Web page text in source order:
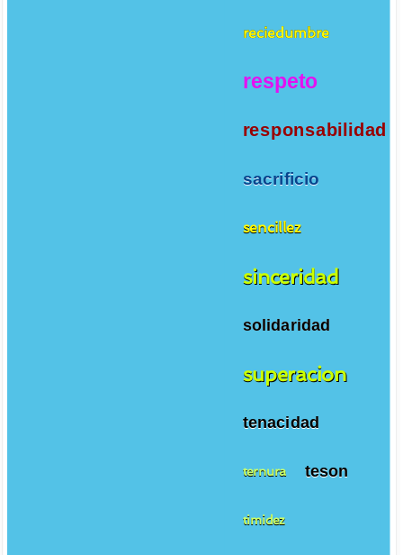
reciedumbre
respeto
responsabilidad
sacrificio
sencillez
sinceridad
solidaridad
superacion
tenacidad
ternura teson
timidez